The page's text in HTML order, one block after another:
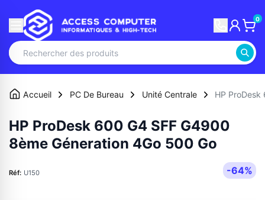
0
Accueil PC De Bureau Unité Centrale HP
HP ProDesk 600 G4 SFF G4900
8ème Géneration 4Go 500 Go
Réf: U150 -64%